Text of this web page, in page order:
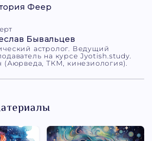
Феер
Бывальцев
астролог. Ведущий
на курсе Jyotish.study.
(Аюрведа, ТКМ, кинезиология).